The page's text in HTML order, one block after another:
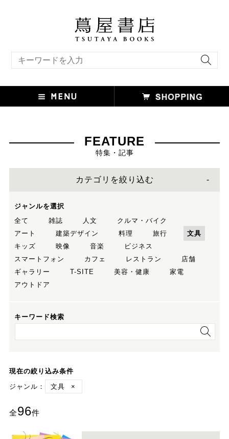
FEATURE
特集・記事
カテゴリを絞り込む
ジャンルを選択
全て
雑誌 人文
クルマ・バイク
アート
建築デザイン 料理 旅行
文具
キッズ
映像 音楽
ビジネス
スマートフォン
カフェ レストラン
店舗
ギャラリー
T-SITE 美容・健康
家電
アウトドア
キーワード検索
現在の絞り込み条件
ジャンル：
文具 ×
全96件